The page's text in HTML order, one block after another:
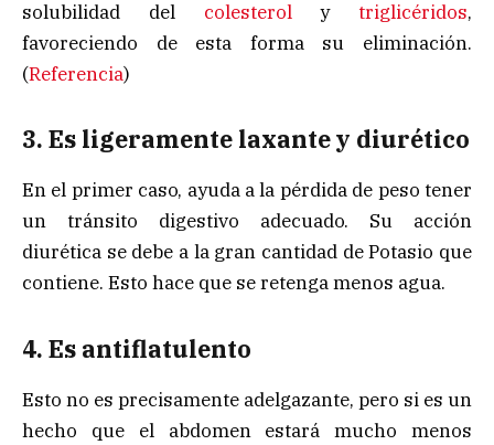
solubilidad del colesteroly triglicéridos,
favoreciendo de esta forma su eliminación.
(Referencia)
3. Es ligeramente laxante y diurético
En el primer caso, ayuda a la pérdida de peso tener
un tránsito digestivo adecuado. Su acción
diurética se debe a la gran cantidad de Potasio que
contiene. Esto hace que se retenga menos agua.
4. Es antiflatulento
Esto no es precisamente adelgazante, pero si es un
hecho que el abdomen estará mucho menos